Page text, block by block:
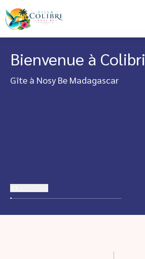
Bienvenue à Colibri
Gîte à Nosy Be Madagascar